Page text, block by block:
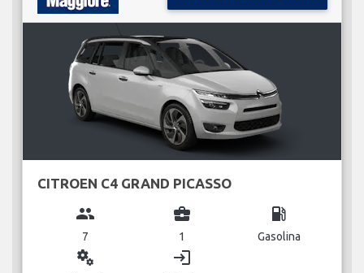
CITROEN C4 GRAND PICASSO
group
7
business_center
1
local_gas_station
Gasolina
miscellaneous_services login